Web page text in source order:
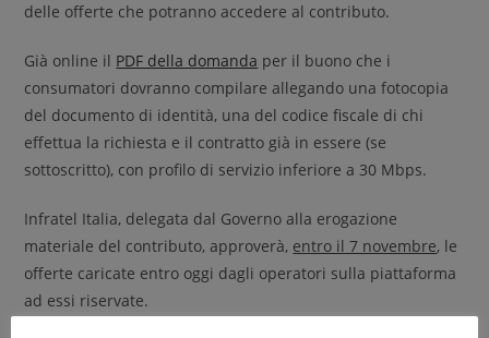
delle offerte che potranno accedere al contributo.
Già online il PDF della domanda per il buono che i
consumatori dovranno compilare allegando una fotocopia
del documento di identità, una del codice fiscale di chi
effettua la richiesta e il contratto già in essere (se
sottoscritto), con profilo di servizio inferiore a 30 Mbps.
Infratel Italia, delegata dal Governo alla erogazione
materiale del contributo, approverà, entro il 7 novembre, le
offerte caricate entro oggi dagli operatori sulla piattaforma
ad essi riservate.